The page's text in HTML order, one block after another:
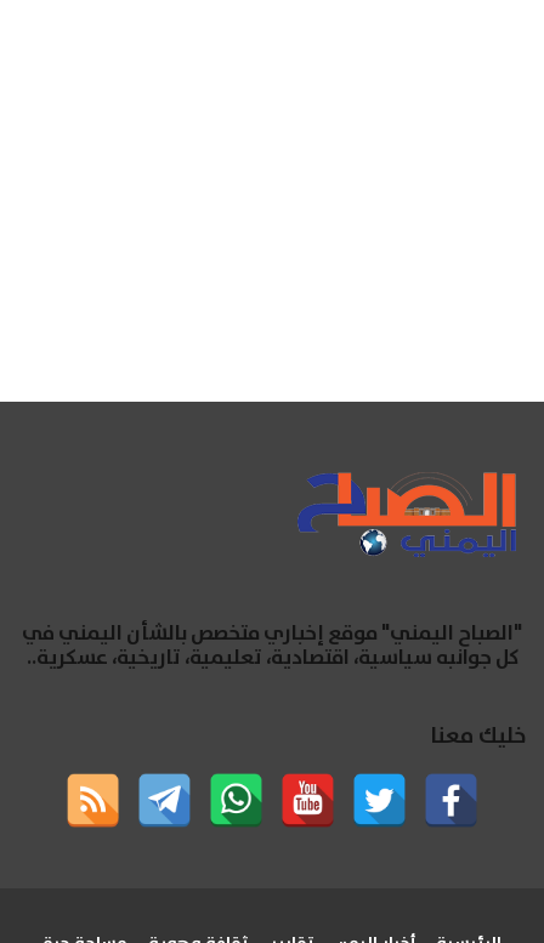
"الصباح اليمني" موقع إخباري متخصص بالشأن اليمني في
كل جوانبه سياسية، اقتصادية، تعليمية، تاريخية، عسكرية..
خليك معنا